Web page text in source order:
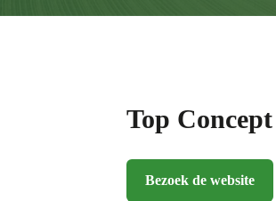
Top Concept
Bezoek de website